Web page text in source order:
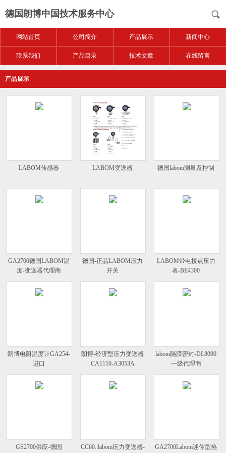
德国朗博中国技术服务中心
网站首页 公司简介 产品展示 新闻中心
联系我们 产品目录 技术文章 在线留言
产品展示
LABOM传感器 LABOM变送器 德国labom测量及控制
GA2700德国LABOM温
度-变送器代理商
德国-正品LABOM压力
开关
LABOM带电接点压力
表-BE4300
朗博电阻温度计GA254-
进口
朗博-经济型压力变送器
CA1110-A3053A
labom隔膜密封-DL8090
一级代理商
GS2700供应-德国
CC60..labom压力变送器-
GA2700Labom迷你型热